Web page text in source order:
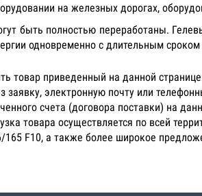
на железных дорогах,
быть полностью переработаны.
одновременно с длительным
товар приведенный на данной
заявку, электронную почту или
счета (договора поставки) на
товара осуществляется по всей
165 F10, а также более широкое